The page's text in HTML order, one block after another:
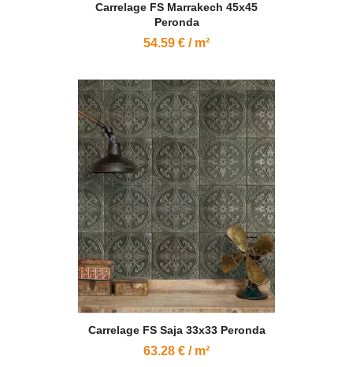
Carrelage FS Marrakech 45x45
Peronda
54.59 € / m²
Carrelage FS Saja 33x33 Peronda
63.28 € / m²